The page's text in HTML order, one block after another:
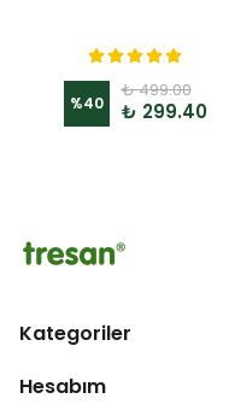
%40
₺ 499.00
₺ 299.40
Kategoriler
Hesabım